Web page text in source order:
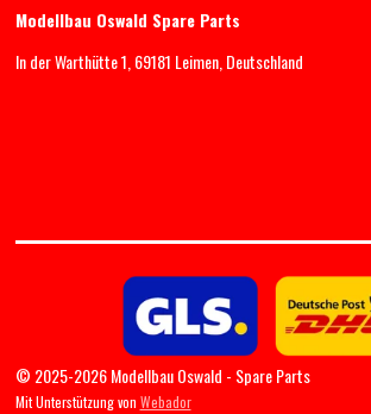
Modellbau Oswald Spare Parts
In der Warthütte 1, 69181 Leimen, Deutschland
© 2025-2026 Modellbau Oswald - Spare Parts
Mit Unterstützung von Webador